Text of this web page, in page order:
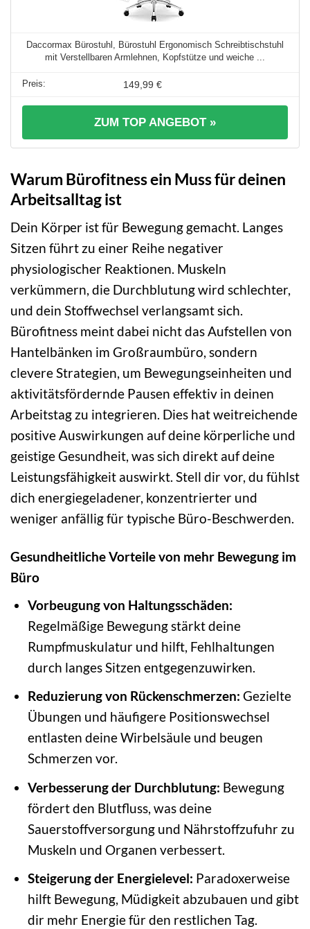
Daccormax Bürostuhl, Bürostuhl Ergonomisch Schreibtischstuhl
mit Verstellbaren Armlehnen, Kopfstütze und weiche ...
149,99 €
ZUM TOP ANGEBOT »
Warum Bürofitness ein Muss für deinen
Arbeitsalltag ist
Dein Körper ist für Bewegung gemacht. Langes
Sitzen führt zu einer Reihe negativer
physiologischer Reaktionen. Muskeln
verkümmern, die Durchblutung wird schlechter,
und dein Stoffwechsel verlangsamt sich.
Bürofitness meint dabei nicht das Aufstellen von
Hantelbänken im Großraumbüro, sondern
clevere Strategien, um Bewegungseinheiten und
aktivitätsfördernde Pausen effektiv in deinen
Arbeitstag zu integrieren. Dies hat weitreichende
positive Auswirkungen auf deine körperliche und
geistige Gesundheit, was sich direkt auf deine
Leistungsfähigkeit auswirkt. Stell dir vor, du fühlst
dich energiegeladener, konzentrierter und
weniger anfällig für typische Büro-Beschwerden.
Gesundheitliche Vorteile von mehr Bewegung im
Büro
Vorbeugung von Haltungsschäden:
Regelmäßige Bewegung stärkt deine
Rumpfmuskulatur und hilft, Fehlhaltungen
durch langes Sitzen entgegenzuwirken.
Reduzierung von Rückenschmerzen: Gezielte
Übungen und häufigere Positionswechsel
entlasten deine Wirbelsäule und beugen
Schmerzen vor.
Verbesserung der Durchblutung: Bewegung
fördert den Blutfluss, was deine
Sauerstoffversorgung und Nährstoffzufuhr zu
Muskeln und Organen verbessert.
Steigerung der Energielevel: Paradoxerweise
hilft Bewegung, Müdigkeit abzubauen und gibt
dir mehr Energie für den restlichen Tag.